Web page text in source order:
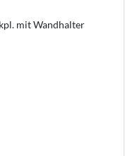
mit Wandhalter